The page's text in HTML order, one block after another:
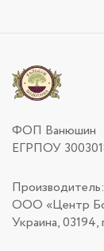
ФОП Ванюшин
ЕГРПОУ
Производитель:
ООО «Центр
Украина, 03194,